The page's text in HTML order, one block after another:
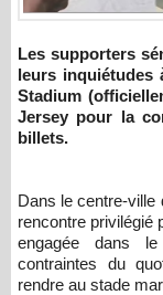
Les supporters sénégalais basés aux États-Unis expriment
leurs inquiétudes
Stadium
Jersey pour la
billets.
Dans le centre-ville
rencontre privilégié
engagée dans
contraintes du
rendre au stade